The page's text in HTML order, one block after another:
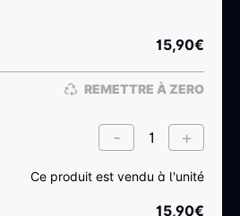
15,90€
REMETTRE À ZERO
Ce produit est vendu à l'unité
15,90€